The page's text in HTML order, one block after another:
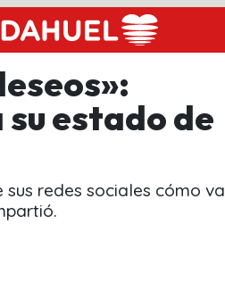
estado de
redes sociales cómo va